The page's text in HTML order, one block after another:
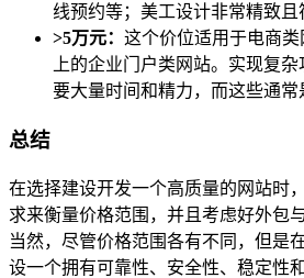
线预约等；美工设计非常精致且
>5万元： 这个价位适用于电商
上的企业门户类网站。实现复
要大量时间和精力，而这些通常
总结
在选择建设开发一个高质量的网站时
求来衡量价格范围，并且考虑好外包
当然，尽管价格范围各有不同，但是
设一个拥有可靠性、安全性、稳定性